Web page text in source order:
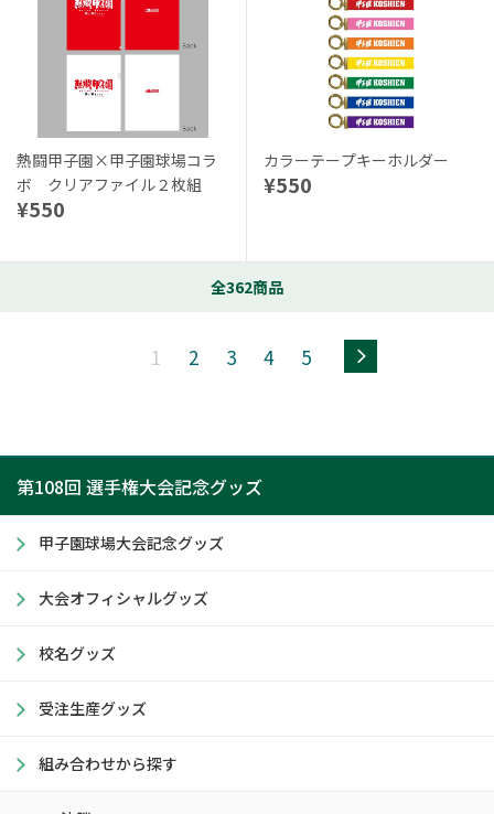
熱闘甲子園×甲子園球場コラ
ボ クリアファイル２枚組
¥550
カラーテープキーホルダー
¥550
全362商品
1 2 3 4 5 >>
第108回 選手権大会記念グッズ
甲子園球場大会記念グッズ
大会オフィシャルグッズ
校名グッズ
受注生産グッズ
組み合わせから探す